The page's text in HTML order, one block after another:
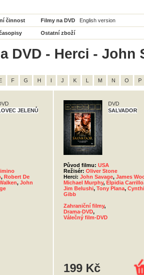
činnost Filmy na DVD English version
Ostatní zboží
DVD - Herci - John
F G H I J K L M N O P
JELENŮ
, Robert De
, John
DVD
SALVADOR
Původ filmu: USA
Režisér: Oliver Stone
Herci: John Savage, James
Michael Murphy, Elpidia Carrillo
Jim Belushi, Tony Plana,
Gibb
Zahraniční filmy,
Drama-DVD,
Válečný film-DVD
199 Kč